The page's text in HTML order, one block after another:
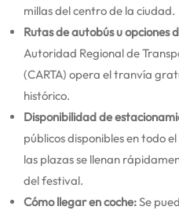
millas del centro de la ciudad.
Rutas de autobús u opciones
Autoridad Regional de
(CARTA) opera el tranvía
histórico.
Disponibilidad de
públicos disponibles en todo
las plazas se llenan
del festival.
Cómo llegar en coche:Se